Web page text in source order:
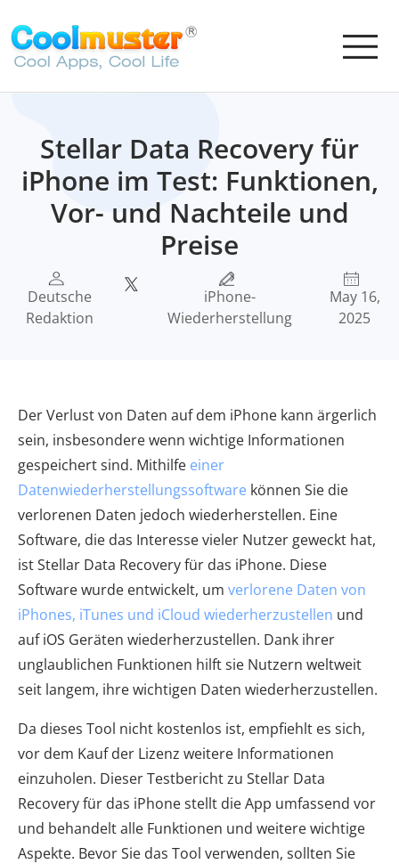
Stellar Data Recovery für
iPhone im Test: Funktionen,
Vor- und Nachteile und
Preise
Deutsche
Redaktion
iPhone-
Wiederherstellung
May 16,
2025
Der Verlust von Daten auf dem iPhone kann ärgerlich
sein, insbesondere wenn wichtige Informationen
gespeichert sind. Mithilfe einer
Datenwiederherstellungssoftware können Sie die
verlorenen Daten jedoch wiederherstellen. Eine
Software, die das Interesse vieler Nutzer geweckt hat,
ist Stellar Data Recovery für das iPhone. Diese
Software wurde entwickelt, um verlorene Daten von
iPhones, iTunes und iCloud wiederherzustellen und
auf iOS Geräten wiederherzustellen. Dank ihrer
unglaublichen Funktionen hilft sie Nutzern weltweit
seit langem, ihre wichtigen Daten wiederherzustellen.
Da dieses Tool nicht kostenlos ist, empfiehlt es sich,
vor dem Kauf der Lizenz weitere Informationen
einzuholen. Dieser Testbericht zu Stellar Data
Recovery für das iPhone stellt die App umfassend vor
und behandelt alle Funktionen und weitere wichtige
Aspekte. Bevor Sie das Tool verwenden, sollten Sie